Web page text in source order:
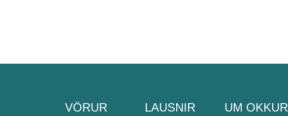
VÖRUR LAUSNIR UM OKKUR